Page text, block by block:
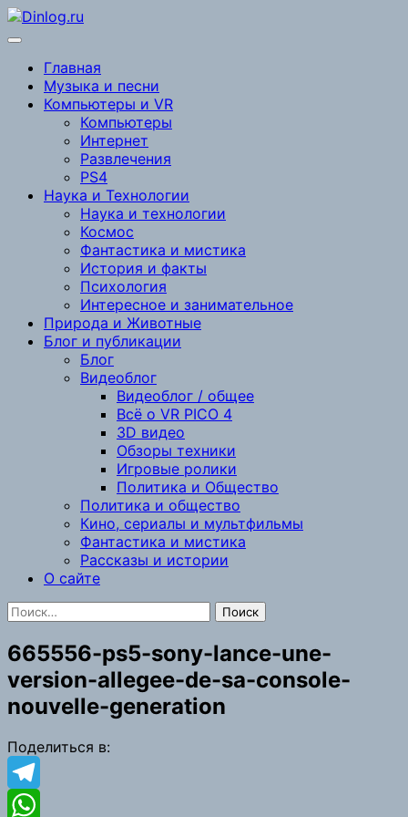
Перейти
к
Главная
Музыка и песни
Компьютеры и VR
Компьютеры
Интернет
Развлечения
PS4
Наука и Технологии
Наука и технологии
Космос
Фантастика и мистика
История и факты
Психология
Интересное и занимательное
Природа и Животные
Блог и публикации
Блог
Видеоблог
Видеоблог / общее
Всё о VR PICO 4
3D видео
Обзоры техники
Игровые ролики
Политика и Общество
Политика и общество
Кино, сериалы и мультфильмы
Фантастика и мистика
Рассказы и истории
О сайте
Найти:
665556-ps5-sony-lance-une-
version-allegee-de-sa-console-
nouvelle-generation
Поделиться в:
Telegram